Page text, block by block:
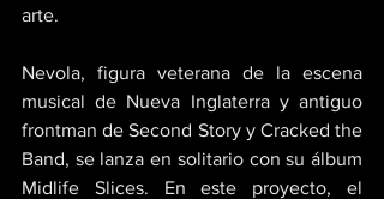
arte.
Nevola, figura veterana de la escena
musical de Nueva Inglaterra y antiguo
frontman de Second Story y Cracked the
Band, se lanza en solitario con su álbum
Midlife Slices. En este proyecto, el